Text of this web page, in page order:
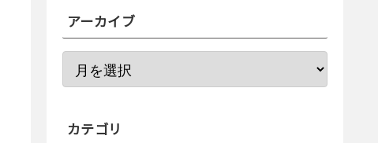
アーカイブ
カテゴリ